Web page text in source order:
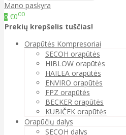
Mano paskyra
0 €000
Prekių krepšelis tuščias!
Orapūtės Kompresoriai
SECOH orapūtės
HIBLOW orapūtės
HAILEA orapūtės
ENVIRO orapūtės
FPZ orapūtės
BECKER orapūtės
KUBIČEK orapūtės
Orapūčių dalys
SECOH dalys